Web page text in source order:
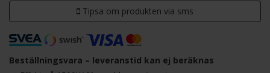
Tipsa om produkten via sms
Beställningsvara – leveranstid kan ej beräknas